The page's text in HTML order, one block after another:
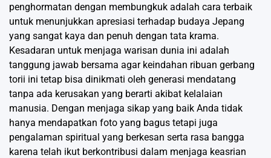
penghormatan dengan membungkuk adalah cara terbaik
untuk menunjukkan apresiasi terhadap budaya Jepang
yang sangat kaya dan penuh dengan tata krama.
Kesadaran untuk menjaga warisan dunia ini adalah
tanggung jawab bersama agar keindahan ribuan gerbang
torii ini tetap bisa dinikmati oleh generasi mendatang
tanpa ada kerusakan yang berarti akibat kelalaian
manusia. Dengan menjaga sikap yang baik Anda tidak
hanya mendapatkan foto yang bagus tetapi juga
pengalaman spiritual yang berkesan serta rasa bangga
karena telah ikut berkontribusi dalam menjaga keasrian